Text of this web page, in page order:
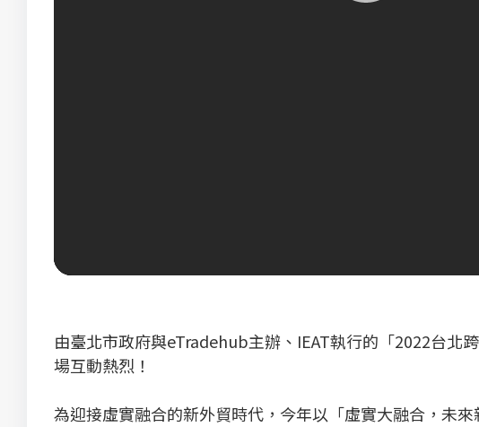
由臺北市政府與eTradehub主辦、IEAT執行的「2022台北
場互動熱烈！
為迎接虛實融合的新外貿時代，今年以「虛實大融合，未